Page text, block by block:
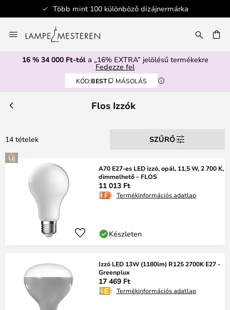
Több mint 100 különböző dizájnermárka
a
tartalomhoz
16 % 34 000 Ft-tóla „16% EXTRA” jelölésű termékekre
Fedezze fel
KÓD:BEST MÁSOLÁS
Flos Izzók
14 tételek
SZŰRŐ
Új
A70 E27-es LED izzó, opál, 11,5 W, 2 700 K,
dimmelhető – FLOS
11 013 Ft
Termékinformációs adatlap
Készleten
Izzó LED 13W (1180lm) R125 2700K E27 -
Greenplux
17 469 Ft
Termékinformációs adatlap